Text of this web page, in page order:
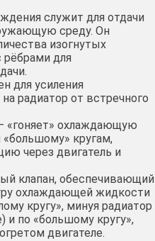
служит для отдачи
среду. Он
изогнутых
для
для усиления
радиатор от встречного
«гоняет» охлаждающую
кругам,
через двигатель и
клапан, обеспечивающий
охлаждающей жидкости
кругу», минуя радиатор
и по «большому кругу»,
двигателе.